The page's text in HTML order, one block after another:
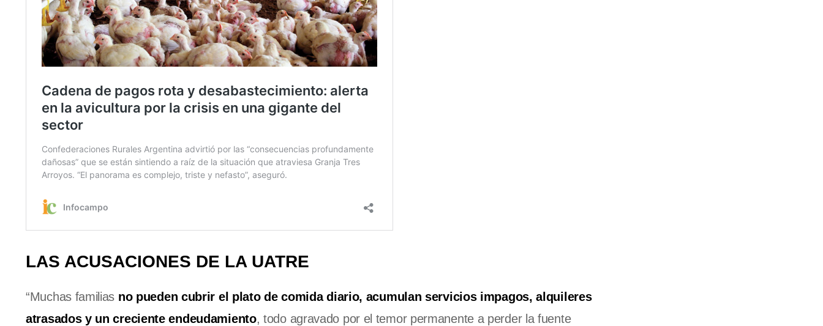
LAS ACUSACIONES DE LA UATRE
“Muchas familias no pueden cubrir el plato de comida diario, acumulan servicios impagos, alquileres
atrasados y un creciente endeudamiento, todo agravado por el temor permanente a perder la fuente